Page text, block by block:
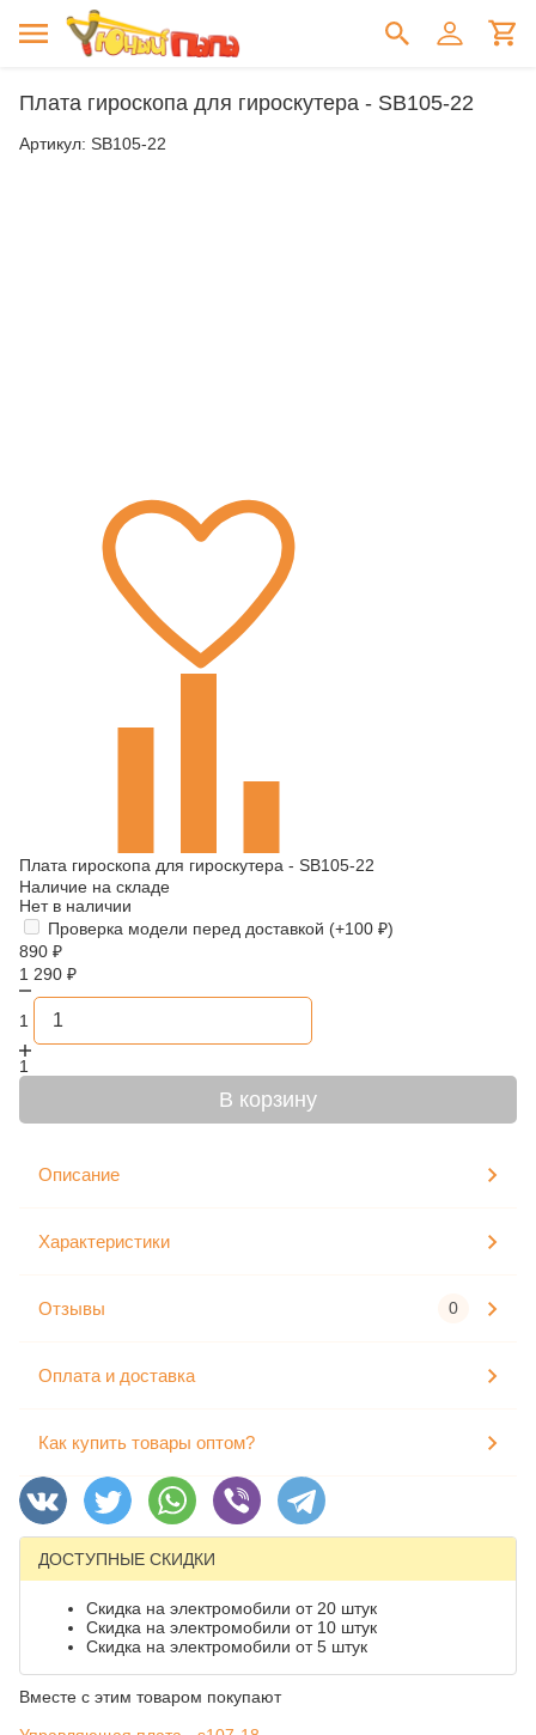
Плата гироскопа для гироскутера - SB105-22
Артикул: SB105-22
Плата гироскопа для гироскутера - SB105-22
Наличие на складе
Нет в наличии
Проверка модели перед доставкой (+100 ₽)
890 ₽
1 290 ₽
1
1
В корзину
Описание
Характеристики
Отзывы 0
Оплата и доставка
Как купить товары оптом?
ДОСТУПНЫЕ СКИДКИ
Скидка на электромобили от 20 штук
Скидка на электромобили от 10 штук
Скидка на электромобили от 5 штук
Вместе с этим товаром покупают